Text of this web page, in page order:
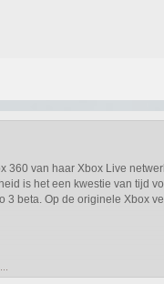
360 van haar Xbox Live
is het een kwestie van tijd
beta. Op de originele Xbox